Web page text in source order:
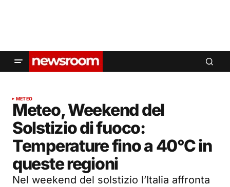
METEO
Meteo, Weekend del
Solstizio di fuoco:
Temperature fino a 40°C in
queste regioni
Nel weekend del solstizio l’Italia affronta